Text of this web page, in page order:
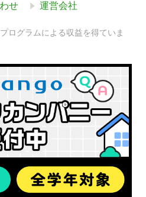
せ 運営会社
ログラムによる収益を得ていま